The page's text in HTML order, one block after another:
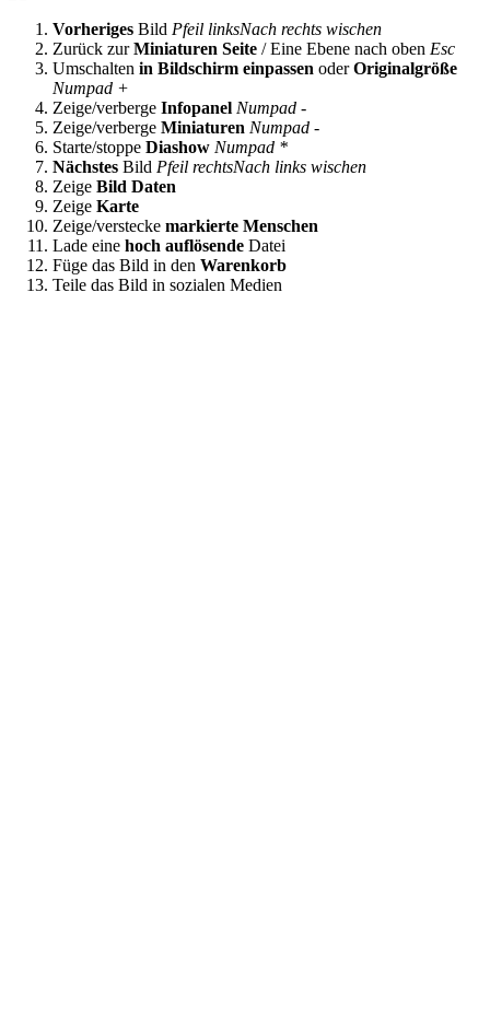
Vorheriges Bild Pfeil linksNach rechts wischen
Zurück zurMiniaturen Seite / Eine Ebene nach oben Esc
Umschalten in Bildschirm einpassen oderOriginalgröße
Numpad +
Zeige/verberge Infopanel Numpad -
Zeige/verberge Miniaturen Numpad -
Starte/stoppe Diashow Numpad *
Nächstes Bild Pfeil rechtsNach links wischen
Zeige Bild Daten
Zeige Karte
Zeige/verstecke markierte Menschen
Lade eine hoch auflösende Datei
Füge das Bild in den Warenkorb
Teile das Bild in sozialen Medien